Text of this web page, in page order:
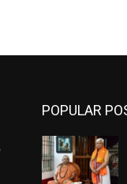
POPULAR